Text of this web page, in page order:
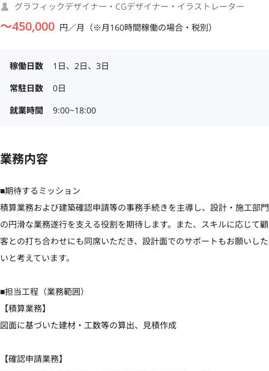
グラフィックデザイナー・CGデザイナー・イラストレーター
〜450,000 円／月（※月160時間稼働の場合・税別）
稼働日数
1日、2日、3日
常駐日数
0日
就業時間
9:00~18:00
業務内容
■期待するミッション
積算業務および建築確認申請等の事務手続きを主導し、設計・施工部門
の円滑な業務遂行を支える役割を期待します。また、スキルに応じて顧
客との打ち合わせにも同席いただき、設計面でのサポートもお願いした
いと考えています。
■担当工程（業務範囲）
【積算業務】
図面に基づいた建材・工数等の算出、見積作成
【確認申請業務】